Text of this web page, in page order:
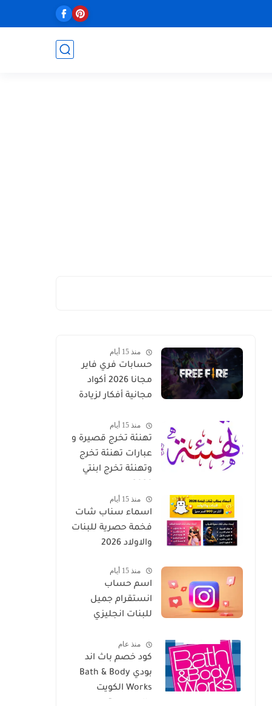
منذ 15 أيام
حسابات فري فاير
مجانا 2026 أكواد
مجانية أفكار لزيادة
بسرعة في Free Fire
منذ 15 أيام
تهنئة تخرج قصيرة و
عبارات تهنئة تخرج
وتهنئة تخرج ابنتي
منذ 15 أيام
اسماء سناب شات
فخمة حصرية للبنات
والاولاد 2026
منذ 15 أيام
اسم حساب
انستقرام جميل
للبنات انجليزي
منذ عام
كود خصم باث اند
بودي Bath & Body
Works الكويت